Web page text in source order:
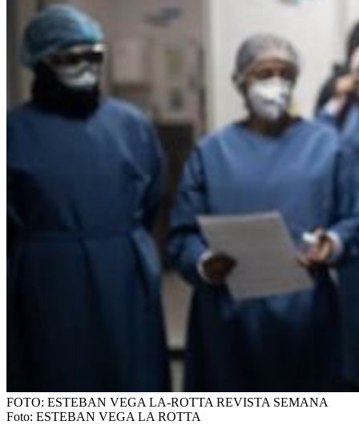
FOTO: ESTEBAN VEGA LA-ROTTA REVISTA SEMANA
Foto: ESTEBAN VEGA LA ROTTA